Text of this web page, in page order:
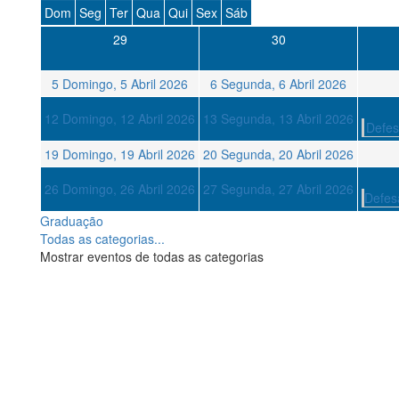
Dom Seg Ter Qua Qui Sex Sáb
29
30
5 Domingo, 5 Abril 2026 6 Segunda, 6 Abril 2026
12 Domingo, 12 Abril 2026 13 Segunda, 13 Abril 2026
19 Domingo, 19 Abril 2026 20 Segunda, 20 Abril 2026
26 Domingo, 26 Abril 2026 27 Segunda, 27 Abril 2026
Graduação
Todas as categorias...
Mostrar eventos de todas as categorias